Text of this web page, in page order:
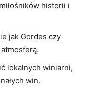
historii i
jak Gordes czy
lokalnych winiarni,
win.